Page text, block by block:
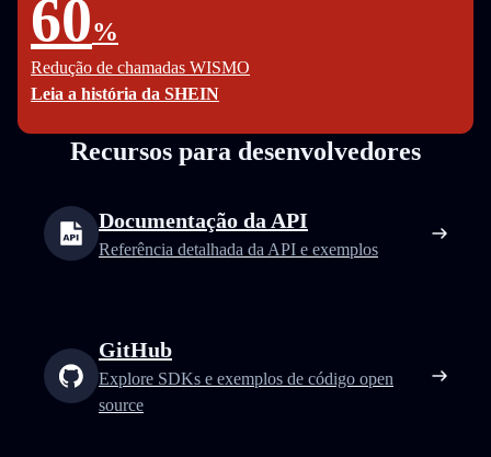
60%
Redução de chamadas WISMO
Leia a história da SHEIN
Recursos para desenvolvedores
Documentação da API
Referência detalhada da API e exemplos
GitHub
Explore SDKs e exemplos de código open
source